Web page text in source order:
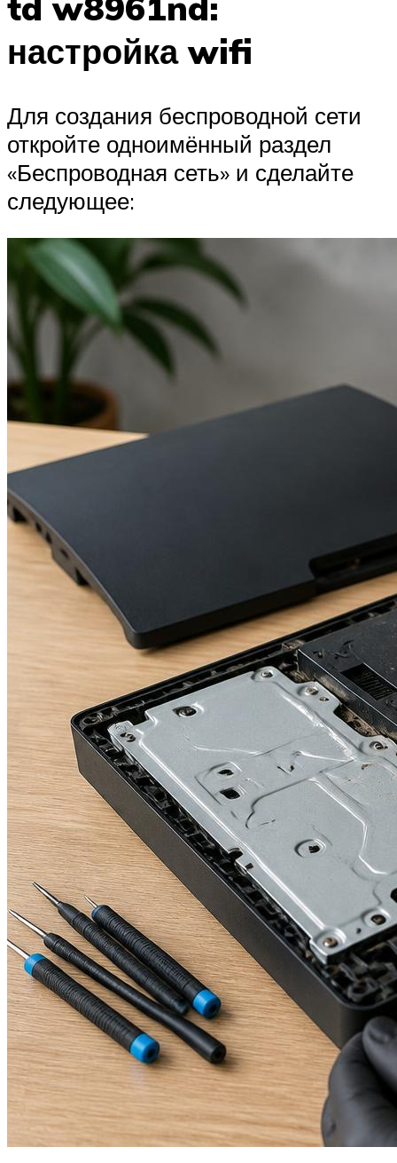
настройка wifi
Для создания беспроводной сети
откройте одноимённый раздел
«Беспроводная сеть» и сделайте
следующее: